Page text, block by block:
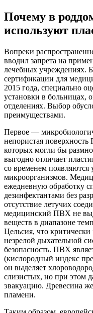
Почему в
используют
Вопреки
вводил запрета на
лечебных учреждениях.
сертификации для
2015 года, специально
установки в больницах,
отделениях. Выбор
преимуществами.
Первое —
непористая
которых могли бы
выгодно отличает
со временем появляются
микроорганизмов.
ежедневную обработку
дезинфектантами без
отсутствие летучих
медицинский ПВХ не
веществ в диапазоне
Цельсия, что
незрелой дыхательной
безопасность. ПВХ
(кислородный индекс
он выделяет
слизистых, но при этом
эвакуацию. Древесина
пламени.